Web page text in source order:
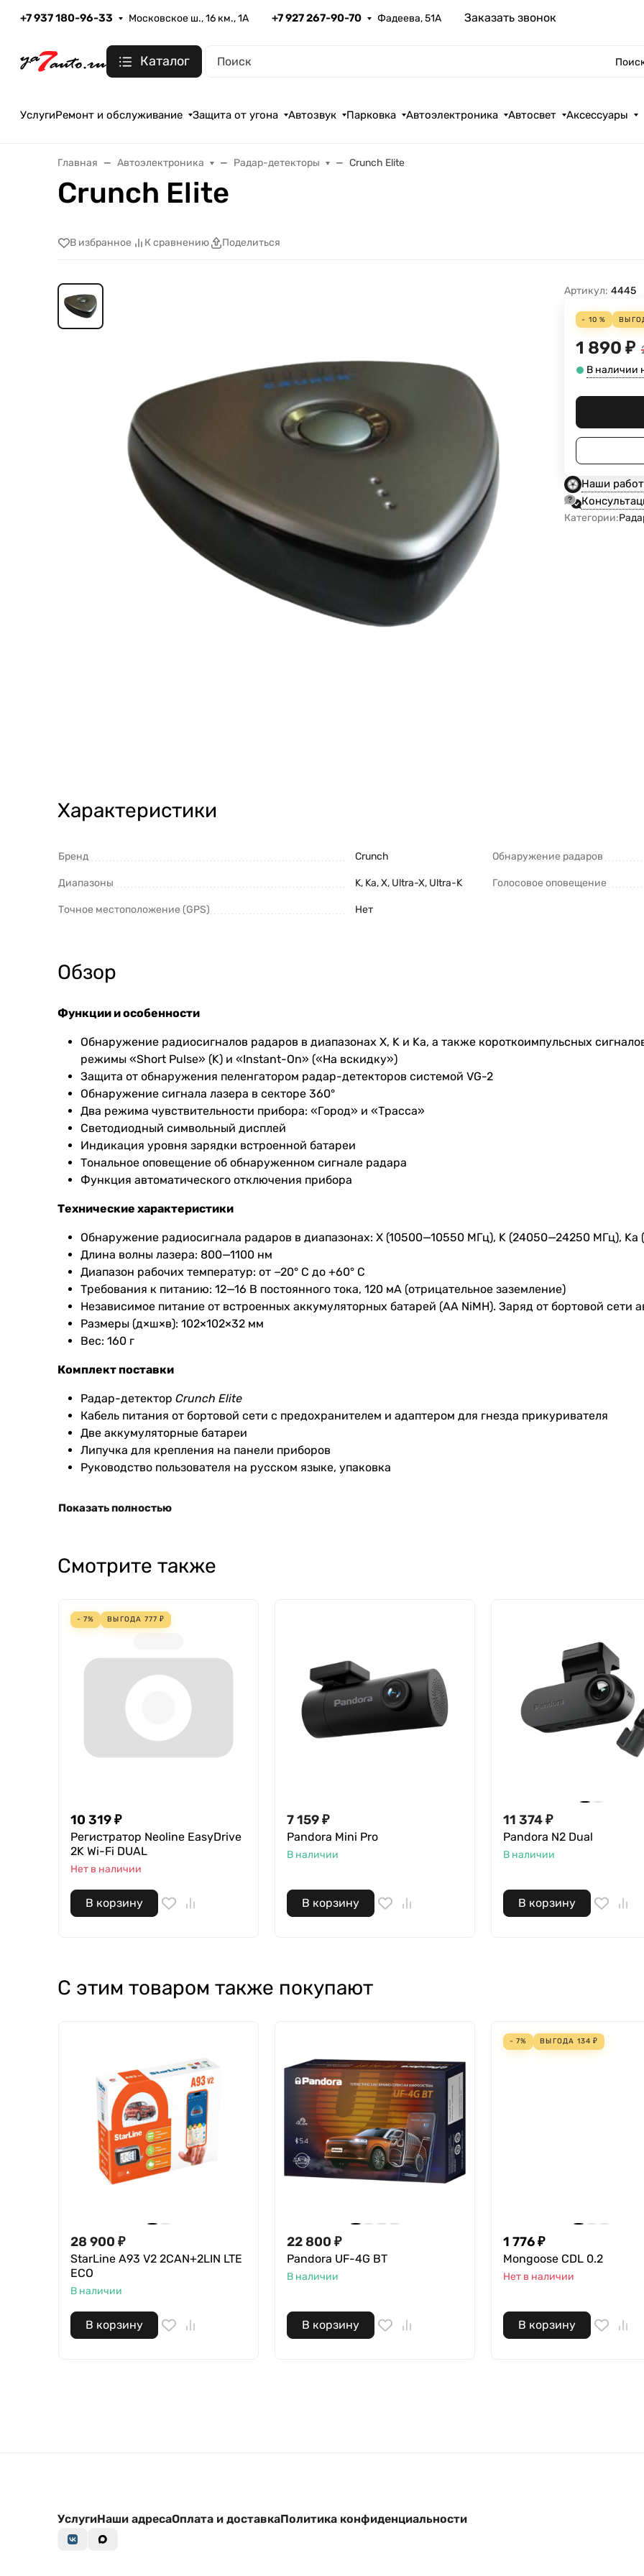
+7 937 180-96-33 Московское ш., 16 км., 1А +7 927 267-90-70 Фадеева, 51А Заказать звонок
Каталог
УслугиРемонт и обслуживание Защита от угона Автозвук Парковка Автоэлектроника Автосвет Аксессуары
Главная Автоэлектроника Радар-детекторы Crunch Elite
Crunch Elite
В избранное К сравнению Поделиться
Артикул: 4445
- 10 %
1 890 ₽
В наличии
Наши
Категории:
Характеристики
Бренд Crunch
Диапазоны K, Ka, X, Ultra-X, Ultra-K
Точное местоположение (GPS) Нет
Обнаружение радаров
Голосовое оповещение
Обзор
Функции и особенности
Обнаружение радиосигналов радаров в диапазонах X, K и Ka, а также короткоимпульсных
режимы «Short Pulse» (K) и «Instant-On» («На вскидку»)
Защита от обнаружения пеленгатором радар-детекторов системой VG-2
Обнаружение сигнала лазера в секторе 360°
Два режима чувствительности прибора: «Город» и «Трасса»
Светодиодный символьный дисплей
Индикация уровня зарядки встроенной батареи
Тональное оповещение об обнаруженном сигнале радара
Функция автоматического отключения прибора
Технические характеристики
Обнаружение радиосигнала радаров в диапазонах: X (10500—10550 МГц), K (24050—24250 МГц),
Длина волны лазера: 800—1100 нм
Диапазон рабочих температур: от −20° С до +60° C
Требования к питанию: 12—16 В постоянного тока, 120 мА (отрицательное заземление)
Независимое питание от встроенных аккумуляторных батарей (АА NiMH). Заряд от бортовой сети
Размеры (д×ш×в): 102×102×32 мм
Вес: 160 г
Комплект поставки
Радар-детектор Crunch Elite
Кабель питания от бортовой сети с предохранителем и адаптером для гнезда прикуривателя
Две аккумуляторные батареи
Липучка для крепления на панели приборов
Руководство пользователя на русском языке, упаковка
Показать полностью
Смотрите также
- 7% ВЫГОДА 777 ₽
10 319 ₽
Регистратор Neoline EasyDrive
2K Wi-Fi DUAL
Нет в наличии
В корзину
7 159 ₽
Pandora Mini Pro
В наличии
В корзину
11 374 ₽
Pandora N2 Dual
В наличии
В корзину
С этим товаром также покупают
28 900 ₽
StarLine A93 V2 2CAN+2LIN LTE
ECO
В наличии
В корзину
22 800 ₽
Pandora UF-4G BT
В наличии
В корзину
- 7% ВЫГОДА 134 ₽
1 776 ₽
Mongoose CDL 0.2
Нет в наличии
В корзину
УслугиНаши адресаОплата и доставкаПолитика конфиденциальности